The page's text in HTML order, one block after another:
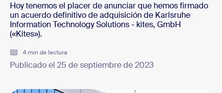
Hoy tenemos el placer de anunciar que hemos firmado
un acuerdo definitivo de adquisición de Karlsruhe
Information Technology Solutions - kites, GmbH
(«Kites»).
4 min de lectura
Publicado el 25 de septiembre de 2023